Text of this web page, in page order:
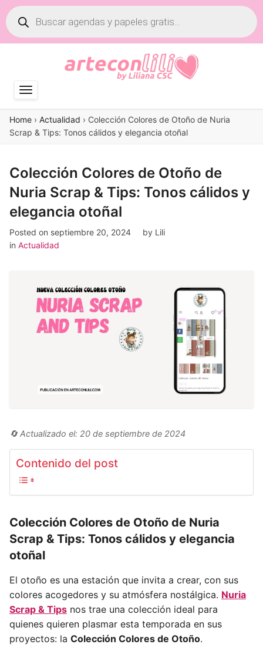
Búsqueda
de
productos
Home › Actualidad › Colección Colores de Otoño de Nuria
Scrap & Tips: Tonos cálidos y elegancia otoñal
Colección Colores de Otoño de
Nuria Scrap & Tips: Tonos cálidos y
elegancia otoñal
Posted on septiembre 20, 2024 by Lili
in Actualidad
🔄 Actualizado el: 20 de septiembre de 2024
Contenido del post
Colección Colores de Otoño de Nuria
Scrap & Tips: Tonos cálidos y elegancia
otoñal
El otoño es una estación que invita a crear, con sus
colores acogedores y su atmósfera nostálgica. Nuria
Scrap & Tips nos trae una colección ideal para
quienes quieren plasmar esta temporada en sus
proyectos: la Colección Colores de Otoño.